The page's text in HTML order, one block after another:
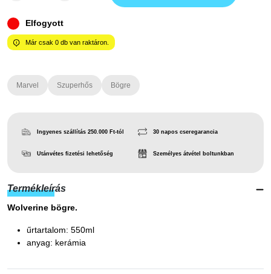
Elfogyott
Már csak 0 db van raktáron.
Marvel Szuperhős Bögre
Ingyenes szállítás 250.000 Ft-tól
Utánvétes fizetési lehetőség
30 napos cseregarancia
Személyes átvétel boltunkban
Termékleírás
Wolverine bögre.
űrtartalom: 550ml
anyag: kerámia